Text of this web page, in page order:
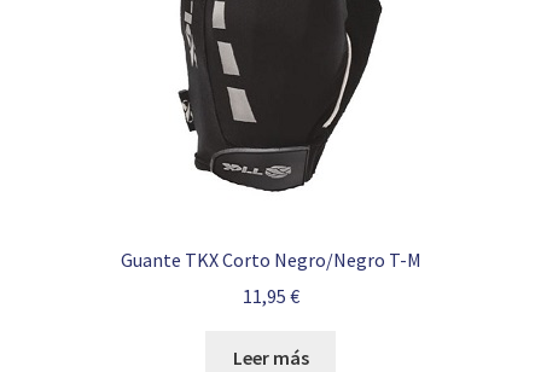
Guante TKX Corto Negro/Negro T-M
11,95 €
Leer más